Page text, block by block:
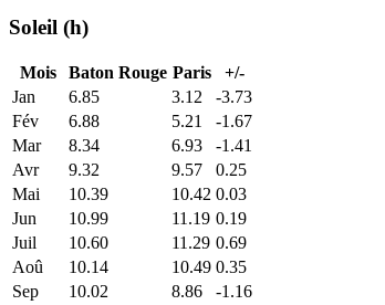
Soleil (h)
Mois Baton Rouge Paris
+/-
Jan
6.85 3.12
-3.73
Fév
6.88 5.21
-1.67
Mar
8.34 6.93
-1.41
Avr
9.32 9.57
0.25
Mai
10.39 10.42 0.03
Jun
10.99 11.19 0.19
Juil
10.60 11.29 0.69
Aoû
10.14 10.49 0.35
Sep
10.02 8.86
-1.16